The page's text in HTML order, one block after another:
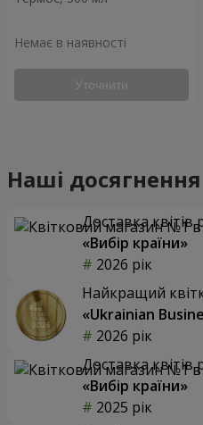
Немає в наявності
Уточнити
Наші досягнення
Доставка квітів
«Вибір країни»
2026 рік
Найкращий
«Ukrainian
2026 рік
Доставка квітів
«Вибір країни»
2025 рік